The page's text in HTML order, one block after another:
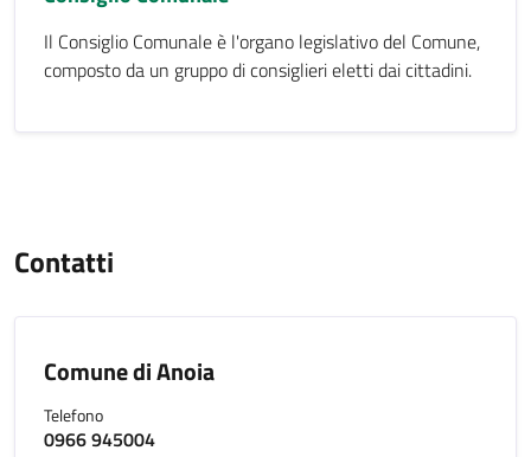
Il Consiglio Comunale è l'organo legislativo del Comune,
composto da un gruppo di consiglieri eletti dai cittadini.
Contatti
Comune di Anoia
Telefono
0966 945004